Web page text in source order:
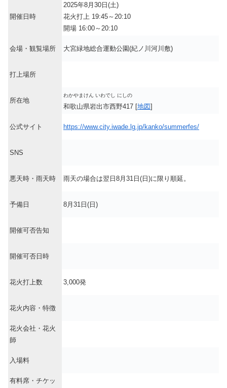
開催日時
2025年8月30日(土)
花火打上 19:45～20:10
開場 16:00～20:10
会場・観覧場所 大宮緑地総合運動公園(紀ノ川河川敷)
打上場所
所在地
わかやまけん いわでし にしの
和歌山県岩出市西野417 [地図]
公式サイト https://www.city.iwade.lg.jp/kanko/summerfes/
SNS
悪天時・雨天時 雨天の場合は翌日8月31日(日)に限り順延。
予備日 8月31日(日)
開催可否告知
開催可否日時
花火打上数 3,000発
花火内容・特徴
花火会社・花火
師
入場料
有料席・チケッ